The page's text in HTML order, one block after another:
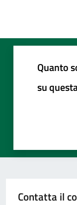
Quanto
su
Contatta il